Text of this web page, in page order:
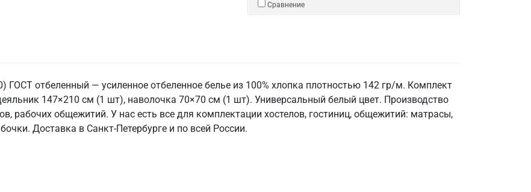
Сравнение
ГОСТ отбеленный — усиленное отбеленное белье из 100% хлопка плотностью 142 гр/м. Комплект
147×210 см (1 шт), наволочка 70×70 см (1 шт). Универсальный белый цвет. Производство
рабочих общежитий. У нас есть все для комплектации хостелов, гостиниц, общежитий: матрасы,
Доставка в Санкт‑Петербурге и по всей России.